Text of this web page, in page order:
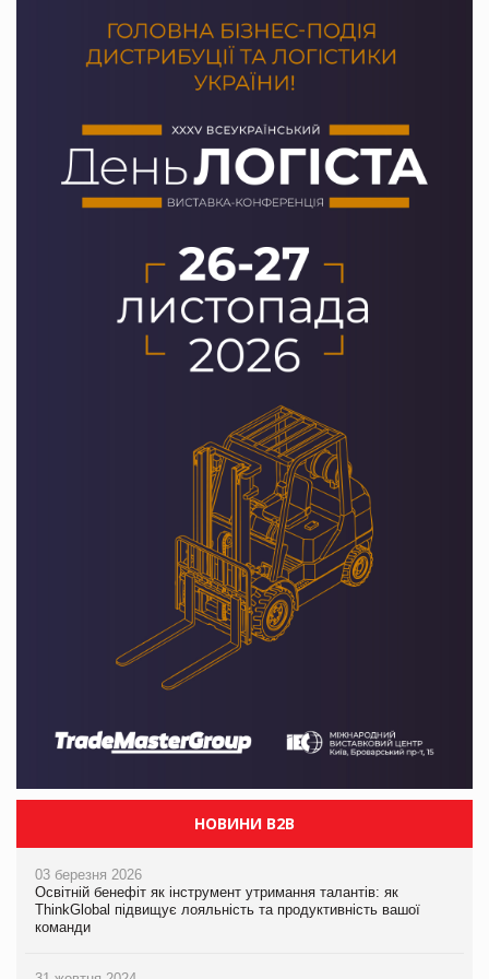
НОВИНИ B2B
03 березня 2026
Освітній бенефіт як інструмент утримання талантів: як
ThinkGlobal підвищує лояльність та продуктивність вашої
команди